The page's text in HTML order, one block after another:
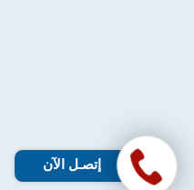
إتصـل الآن